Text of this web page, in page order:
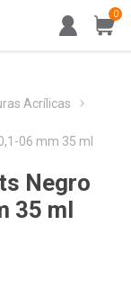
0
Acrílicas
06 mm 35 ml
Negro
35 ml